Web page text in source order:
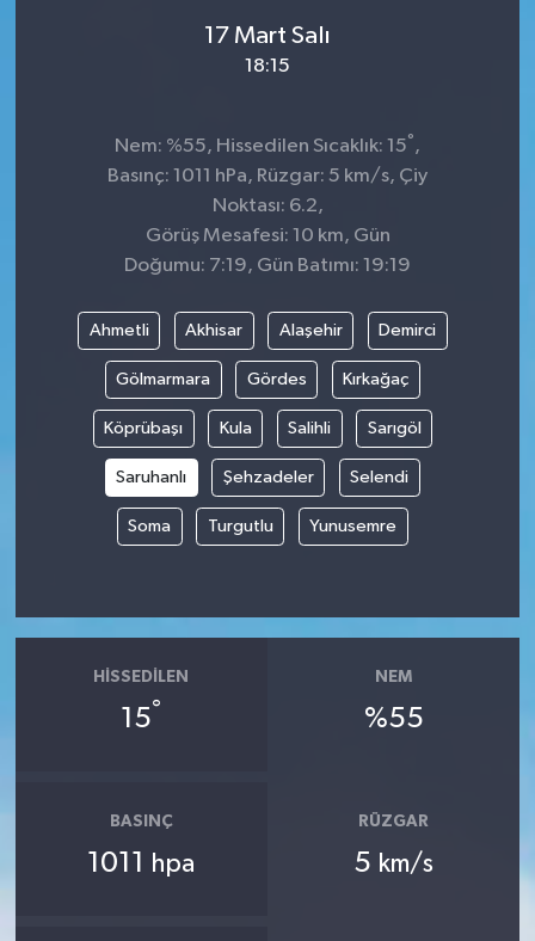
17 Mart Salı
18:15
Nem: %55, Hissedilen Sıcaklık: 15° ,
Basınç: 1011 hPa, Rüzgar: 5 km/s, Çiy
Noktası: 6.2,
Görüş Mesafesi: 10 km, Gün
Doğumu: 7:19, Gün Batımı: 19:19
Ahmetli Akhisar Alaşehir Demirci
Gölmarmara Gördes Kırkağaç
Köprübaşı Kula Salihli Sarıgöl
Saruhanlı Şehzadeler Selendi
Soma Turgutlu Yunusemre
HISSEDILEN
15°
NEM
%55
BASINÇ
1011 hpa
RÜZGAR
5 km/s